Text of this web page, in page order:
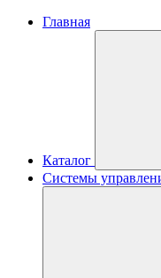
Главная
Каталог
Системы